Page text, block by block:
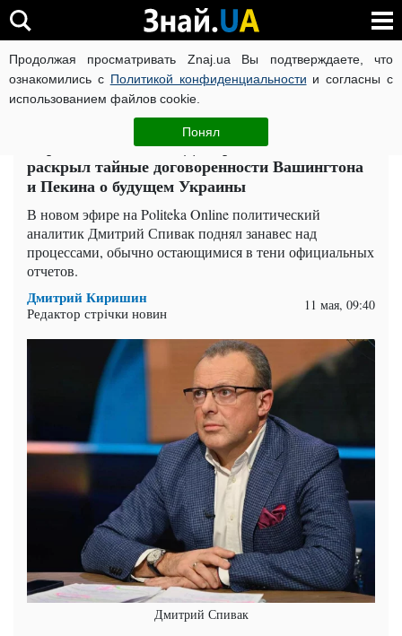
Продолжая просматривать Znaj.ua Вы подтверждаете, что
ознакомились с Политикой конфиденциальности и согласны с
использованием файлов cookie.
Понял
ВОЙНА РОССИИ ПРОТИВ УКРАИНЫ КОРОНАВИРУС В
Политика ЧИТАТИ УКРАЇНСЬКОЮ
Игра на выживание: Дмитрий Спивак
раскрыл тайные договоренности Вашингтона
и Пекина о будущем Украины
В новом эфире на Politeka Online политический
аналитик Дмитрий Спивак поднял занавес над
процессами, обычно остающимися в тени официальных
отчетов.
Дмитрий Киришин
Редактор стрічки новин 11 мая, 09:40
Дмитрий Спивак